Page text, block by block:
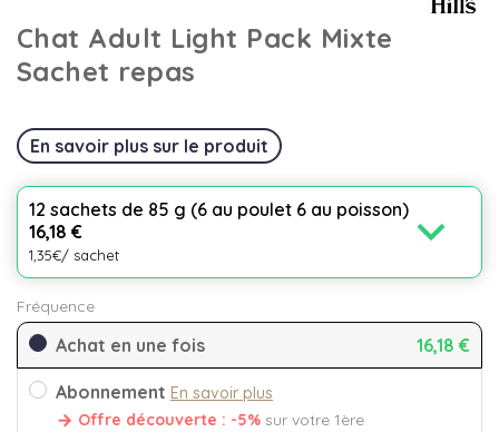
Chat Adult Light Pack Mixte
Sachet repas
En savoir plus sur le produit
12 sachets de 85 g (6 au poulet 6 au poisson)
16,18 €
1,35€/ sachet expand_more
Fréquence
Achat en une fois 16,18 €
Abonnement En savoir plus
Offre découverte : -5% sur votre 1ère